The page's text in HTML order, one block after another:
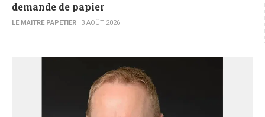
demande de papier
LE MAITRE PAPETIER 3 AOÛT 2026